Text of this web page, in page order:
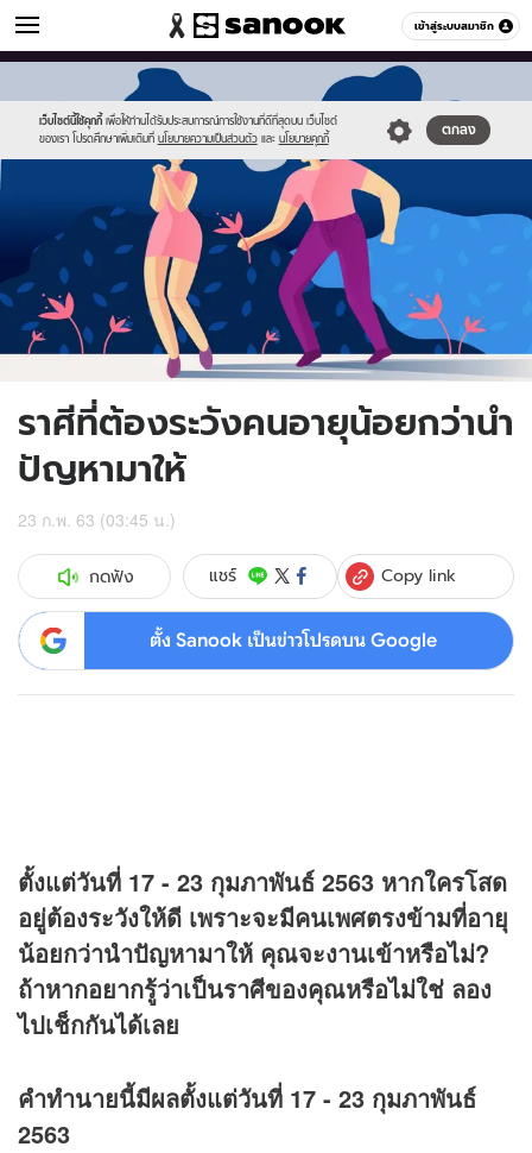
เข้าสู่ระบบสมาชิก
ดูดวง หมวดอื่นๆ
เว็บไซต์นี้ใช้คุกกี้ เพื่อให้ท่านได้รับประสบการณ์การใช้งานที่ดีที่สุดบน เว็บไซต์
ของเรา โปรดศึกษาเพิ่มเติมที่ นโยบายความเป็นส่วนตัว และ นโยบายคุกกี้
ตกลง
//s.isanook.com/sr/0/images/logo-
new-
sanook.png
//s.isanook.com/ho/0/ud/35/177983/istock-
1144034688(1).jpg
ราศีที่ต้องระวังคนอายุน้อยกว่านำ
ปัญหามาให้
23 ก.พ. 63 (03:45 น.)
กดฟัง แชร์ Copy link
ตั้ง Sanook เป็นข่าวโปรดบน Google
ตั้งแต่วันที่ 17 - 23 กุมภาพันธ์ 2563 หากใครโสด
อยู่ต้องระวังให้ดี เพราะจะมีคนเพศตรงข้ามที่อายุ
น้อยกว่านำปัญหามาให้ คุณจะงานเข้าหรือไม่?
ถ้าหากอยากรู้ว่าเป็นราศีของคุณหรือไม่ใช่ ลอง
ไปเช็กกันได้เลย
คำทำนายนี้มีผลตั้งแต่วันที่ 17 - 23 กุมภาพันธ์
2563